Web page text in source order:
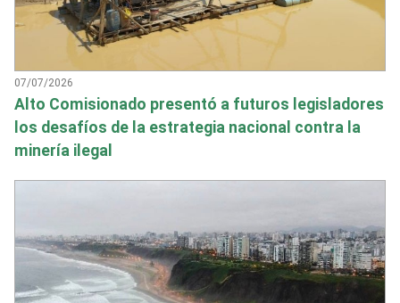
07/07/2026
Alto Comisionado presentó a futuros legisladores
los desafíos de la estrategia nacional contra la
minería ilegal